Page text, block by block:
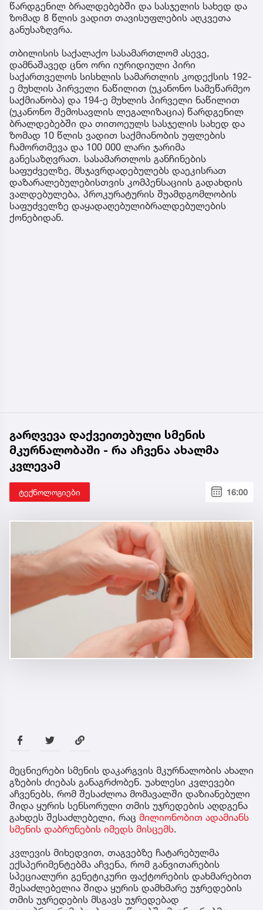
წარდგენილ ბრალდებებში და სასჯელის სახედ და
ზომად 8 წლის ვადით თავისუფლების აღკვეთა
განუსაზღვრა.
თბილისის საქალაქო სასამართლომ ასევე,
დამნაშავედ ცნო ორი იურიდიული პირი
საქართველოს სისხლის სამართლის კოდექსის 192-
ე მუხლის პირველი ნაწილით (უკანონო სამეწარმეო
საქმიანობა) და 194-ე მუხლის პირველი ნაწილით
(უკანონო შემოსავლის ლეგალიზაცია) წარდგენილ
ბრალდებებში და თითოეულს სასჯელის სახედ და
ზომად 10 წლის ვადით საქმიანობის უფლების
ჩამორთმევა და 100 000 ლარი ჯარიმა
განესაზღვრათ. სასამართლოს განჩინების
საფუძველზე, მსჯავრდადებულებს დაეკისრათ
დაზარალებულებისთვის კომპენსაციის გადახდის
ვალდებულება, პროკურატურის შუამდგომლობის
საფუძველზე დაყადაღებულიბრალდებულების
ქონებიდან.
გარღვევა დაქვეითებული სმენის
მკურნალობაში - რა აჩვენა ახალმა
კვლევამ
ტექნოლოგიები 16:00
მეცნიერები სმენის დაკარგვის მკურნალობის ახალი
გზების ძიებას განაგრძობენ. უახლესი კვლევები
აჩვენებს, რომ შესაძლოა მომავალში დაზიანებული
შიდა ყურის სენსორული თმის უჯრედების აღდგენა
გახდეს შესაძლებელი, რაც მილიონობით ადამიანს
სმენის დაბრუნების იმედს მისცემს.
კვლევის მიხედვით, თაგვებზე ჩატარებულმა
ექსპერიმენტებმა აჩვენა, რომ განვითარების
სპეციალური გენეტიკური ფაქტორების დახმარებით
შესაძლებელია შიდა ყურის დამხმარე უჯრედების
თმის უჯრედების მსგავს უჯრედებად